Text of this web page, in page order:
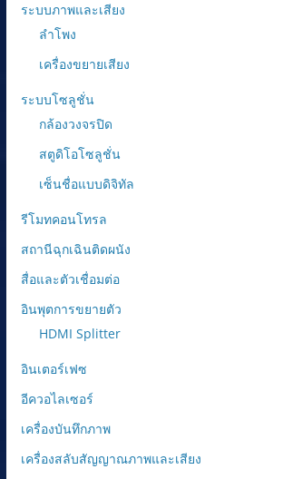
ระบบภาพและเสียง
ลำโพง
เครื่องขยายเสียง
ระบบโซลูชั่น
กล้องวงจรปิด
สตูดิโอโซลูชั่น
เซ็นชื่อแบบดิจิทัล
รีโมทคอนโทรล
สถานีฉุกเฉินติดผนัง
สื่อและตัวเชื่อมต่อ
อินพุตการขยายตัว
HDMI Splitter
อินเตอร์เฟซ
อีควอไลเซอร์
เครื่องบันทึกภาพ
เครื่องสลับสัญญาณภาพและเสียง